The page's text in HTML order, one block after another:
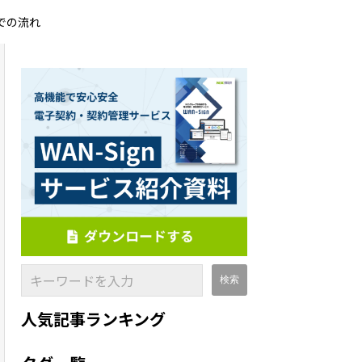
の流れ
人気記事ランキング